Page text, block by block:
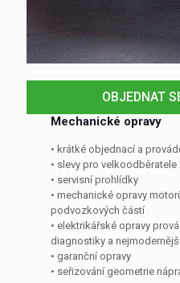
OBJEDNAT
Mechanické opravy
• krátké objednací a
• slevy pro
• servisní prohlídky
• mechanické opravy
podvozkových částí
• elektrikářské opravy
diagnostiky a
• garanční opravy
• seřizování geometrie